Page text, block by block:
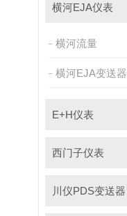
横河EJA仪表
横河流量
横河EJA变送器
E+H仪表
西门子仪表
川仪PDS变送器